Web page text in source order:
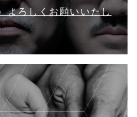
よろしくお願いいたし